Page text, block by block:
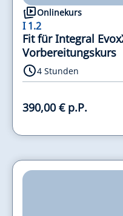
Onlinekurs
I 1.2
Fit für Integral
Vorbereitungskurs
4 Stunden
390,00 € p.P.